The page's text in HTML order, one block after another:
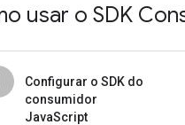
usar o SDK
Configurar o SDK do
consumidor
JavaScript